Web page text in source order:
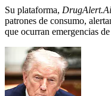
Su plataforma,
patrones de consumo,
que ocurran emergencias